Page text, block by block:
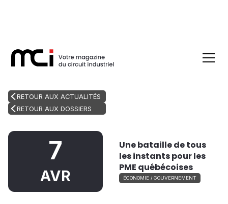
RETOUR AUX ACTUALITÉS
RETOUR AUX DOSSIERS
7
AVR
Une bataille de tous
les instants pour les
PME québécoises
ÉCONOMIE / GOUVERNEMENT